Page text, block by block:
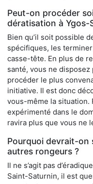
Peut-on procéder
dératisation à Ygos-
Bien qu’il soit possible
spécifiques, les
casse-tête. En plus de
santé, vous ne disposez
procéder le plus
initiative. Il est donc
vous-même la situation.
expérimenté dans le
ravira plus que vous ne
Pourquoi devrait-on
autres rongeurs ?
Il ne s’agit pas
Saint-Saturnin, il est